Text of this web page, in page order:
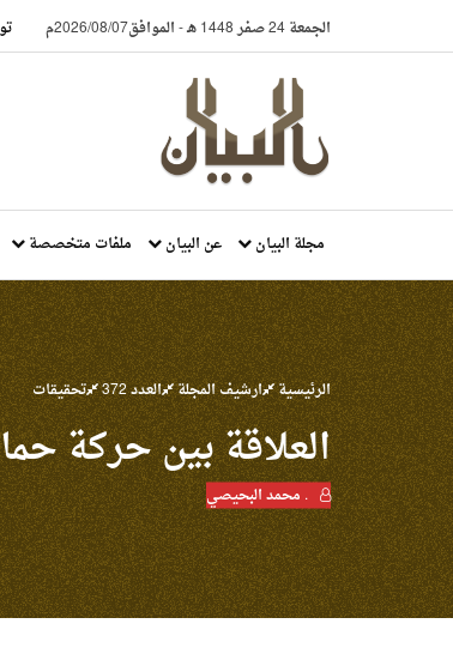
الجمعة 24 صفر 1448 هـ -الموافق2026/08/07م
مجلة البيان عن البيان ملفات متخصصة
الرئيسية ارشيف المجلة العدد 372 تحقيقات
العلاقة بين حركة
. محمد البحيصي